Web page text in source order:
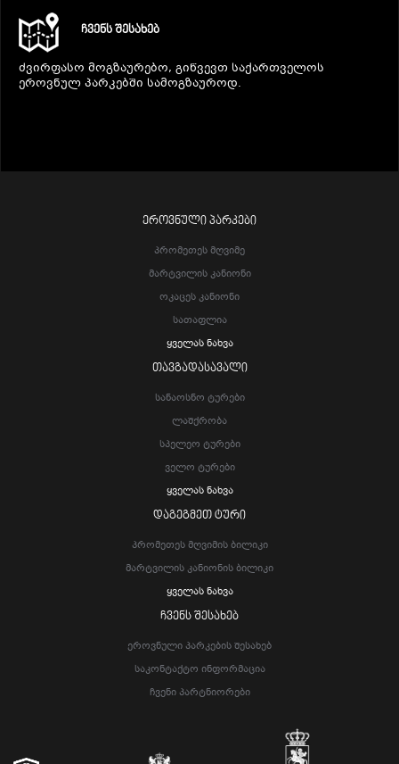
ᲩᲕᲔᲜᲡ ᲨᲔᲡᲐᲮᲔᲑ
ძვირფასო მოგზაურებო, გიწვევთ საქართველოს
ეროვნულ პარკებში სამოგზაუროდ.
ᲔᲠᲝᲕᲜᲣᲚᲘ ᲞᲐᲠᲙᲔᲑᲘ
Პრომეთეს Მღვიმე
Მარტვილის Კანიონი
Ოკაცეს Კანიონი
Სათაფლია
Ყველას Ნახვა
ᲗᲐᲕᲒᲐᲓᲐᲡᲐᲕᲐᲚᲘ
Სანაოსნო Ტურები
Ლაშქრობა
Სპელეო Ტურები
Ველო Ტურები
Ყველას Ნახვა
ᲓᲐᲒᲔᲒᲛᲔᲗ ᲢᲣᲠᲘ
Პრომეთეს Მღვიმის Ბილიკი
Მარტვილის Კანიონის Ბილიკი
Ყველას Ნახვა
ᲩᲕᲔᲜᲡ ᲨᲔᲡᲐᲮᲔᲑ
Ეროვნული Პარკების Შესახებ
Საკონტაქტო Ინფორმაცია
Ჩვენი Პარტნიორები